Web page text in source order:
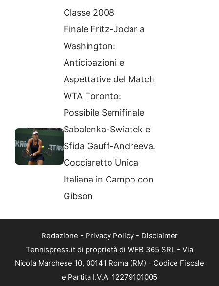
Classe 2008
Finale Fritz-Jodar a
Washington:
Anticipazioni e
Aspettative del Match
WTA Toronto:
Possibile Semifinale
Sabalenka-Swiatek e
Sfida Gauff-Andreeva.
Cocciaretto Unica
Italiana in Campo con
Gibson
Redazione - Privacy Policy- Disclaimer
Tennispress.it di proprietà di WEB 365 SRL - Via
Nicola Marchese 10, 00141 Roma (RM) - Codice Fiscale
e Partita I.V.A. 12279101005